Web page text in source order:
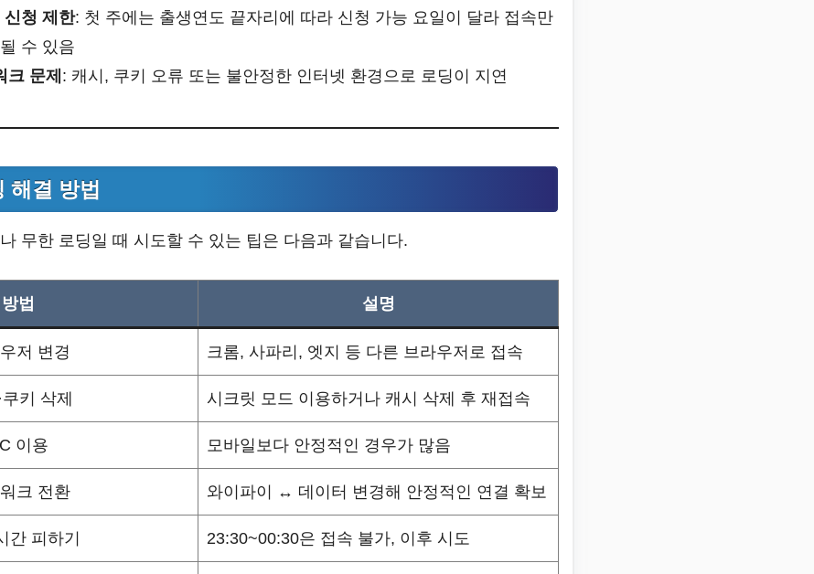
신청 제한: 첫 주에는 출생연도 끝자리에 따라 신청 가능 요일이 달라 접속만
수 있음
크 문제 : 캐시, 쿠키 오류 또는 불안정한 인터넷 환경으로 로딩이 지연
해결 방법
무한 로딩일 때 시도할 수 있는 팁은 다음과 같습니다.
방법 설명
저 변경 크롬, 사파리, 엣지 등 다른 브라우저로 접속
쿠키 삭제 시크릿 모드 이용하거나 캐시 삭제 후 재접속
이용 모바일보다 안정적인 경우가 많음
크 전환 와이파이 ↔ 데이터 변경해 안정적인 연결 확보
간 피하기 23:30~00:30은 접속 불가, 이후 시도